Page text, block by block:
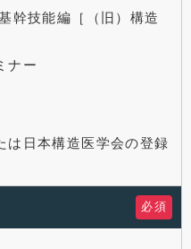
幹技能編［（旧）構造
ナー
は日本構造医学会の登録
必須